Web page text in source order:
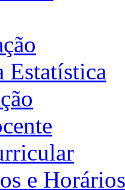
Estatística
e Horários